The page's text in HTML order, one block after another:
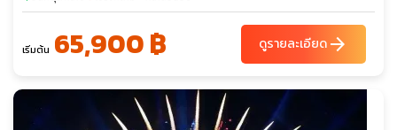
เริ่มต้น 65,900 ฿ ดูรายละเอียดarrow_forward